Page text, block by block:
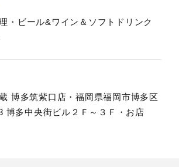
・ビール&ワイン＆ソフトドリンク
博多筑紫口店・福岡県福岡市博多区
博多中央街ビル２Ｆ～３Ｆ・お店